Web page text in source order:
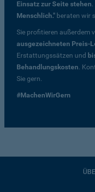
Einsatz zur Seite stehen
Menschlich." beraten wir
Sie profitieren außerdem
ausgezeichneten Preis-
Erstattungssätzen und
Behandlungskosten.
Sie gern.
#MachenWirGern